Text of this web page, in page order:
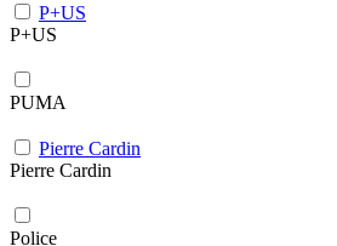
P+US
P+US
PUMA
Pierre Cardin
Pierre Cardin
Police